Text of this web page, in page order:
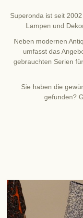
Superonda ist seit
Lampen und
Neben modernen
umfasst das
gebrauchten Serien
Sie haben die
gefunden?